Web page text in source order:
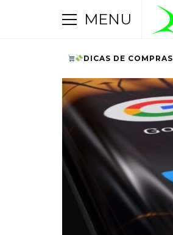
MENU
DICAS DE COMPRAS